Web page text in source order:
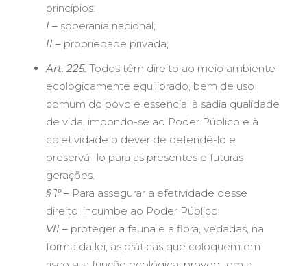
princípios:
I –soberania nacional;
II –propriedade privada;
Art. 225. Todos têm direito ao meio ambiente
ecologicamente equilibrado, bem de uso
comum do povo e essencial à sadia qualidade
de vida, impondo-se ao Poder Público e à
coletividade o dever de defendê-lo e
preservá- lo para as presentes e futuras
gerações.
§ 1º –Para assegurar a efetividade desse
direito, incumbe ao Poder Público:
VII –proteger a fauna e a flora, vedadas, na
forma da lei, as práticas que coloquem em